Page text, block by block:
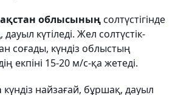
облысыныңсолтүстігінде
күтіледі. Жел солтүстік-
соғады, күндіз облыстың
екпіні 15-20 м/с-қа жетеді.
күндіз найзағай, бұршақ, дауыл